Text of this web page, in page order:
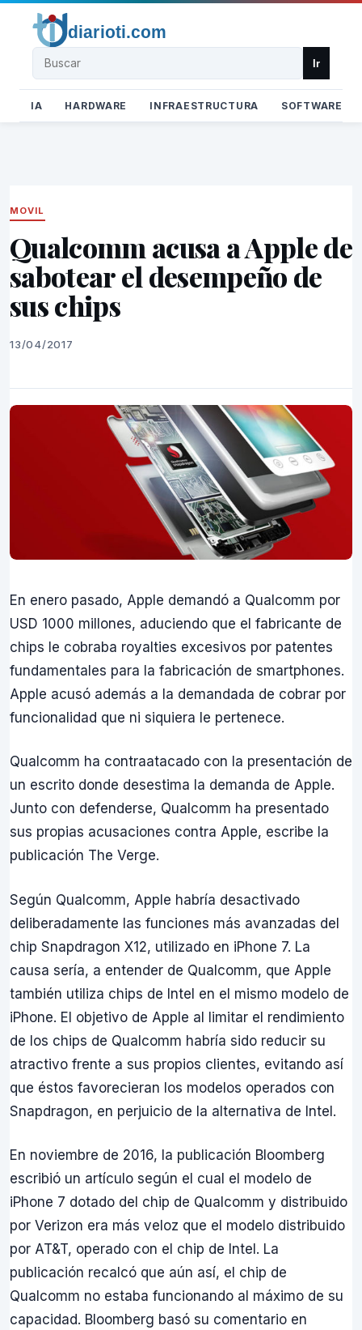
Buscar Ir
IA HARDWARE INFRAESTRUCTURA SOFTWARE
MOVIL
Qualcomm acusa a Apple de
sabotear el desempeño de
sus chips
13/04/2017
En enero pasado, Apple demandó a Qualcomm por
USD 1000 millones, aduciendo que el fabricante de
chips le cobraba royalties excesivos por patentes
fundamentales para la fabricación de smartphones.
Apple acusó además a la demandada de cobrar por
funcionalidad que ni siquiera le pertenece.
Qualcomm ha contraatacado con la presentación de
un escrito donde desestima la demanda de Apple.
Junto con defenderse, Qualcomm ha presentado
sus propias acusaciones contra Apple, escribe la
publicación The Verge.
Según Qualcomm, Apple habría desactivado
deliberadamente las funciones más avanzadas del
chip Snapdragon X12, utilizado en iPhone 7. La
causa sería, a entender de Qualcomm, que Apple
también utiliza chips de Intel en el mismo modelo de
iPhone. El objetivo de Apple al limitar el rendimiento
de los chips de Qualcomm habría sido reducir su
atractivo frente a sus propios clientes, evitando así
que éstos favorecieran los modelos operados con
Snapdragon, en perjuicio de la alternativa de Intel.
En noviembre de 2016, la publicación Bloomberg
escribió un artículo según el cual el modelo de
iPhone 7 dotado del chip de Qualcomm y distribuido
por Verizon era más veloz que el modelo distribuido
por AT&T, operado con el chip de Intel. La
publicación recalcó que aún así, el chip de
Qualcomm no estaba funcionando al máximo de su
capacidad. Bloomberg basó su comentario en